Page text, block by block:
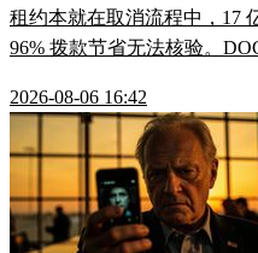
租约本就在取消流程中，17
96% 拨款节省无法核验。
2026-08-06 16:42